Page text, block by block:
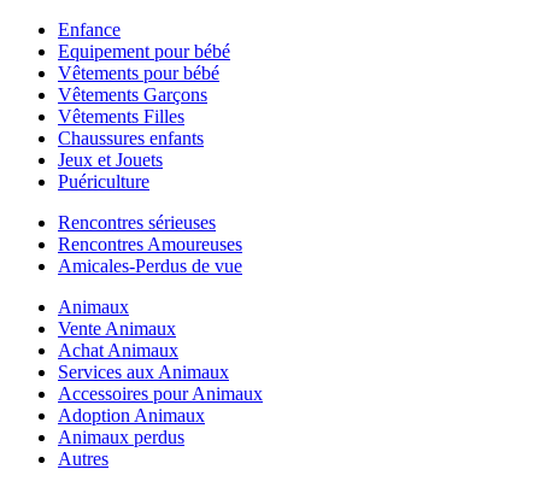
Enfance
Equipement pour bébé
Vêtements pour bébé
Vêtements Garçons
Vêtements Filles
Chaussures enfants
Jeux et Jouets
Puériculture
Rencontres sérieuses
Rencontres Amoureuses
Amicales-Perdus de vue
Animaux
Vente Animaux
Achat Animaux
Services aux Animaux
Accessoires pour Animaux
Adoption Animaux
Animaux perdus
Autres